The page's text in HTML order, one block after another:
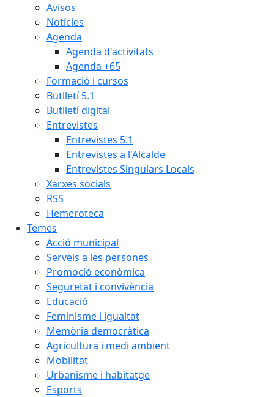
Avisos
Notícies
Agenda
Agenda d'activitats
Agenda +65
Formació i cursos
Butlletí 5.1
Butlletí digital
Entrevistes
Entrevistes 5.1
Entrevistes a l'Alcalde
Entrevistes Singulars Locals
Xarxes socials
RSS
Hemeroteca
Temes
Acció municipal
Serveis a les persones
Promoció econòmica
Seguretat i convivència
Educació
Feminisme i igualtat
Memòria democràtica
Agricultura i medi ambient
Mobilitat
Urbanisme i habitatge
Esports